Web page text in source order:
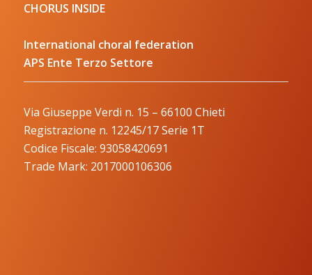
CHORUS INSIDE
International choral federation
APS Ente Terzo Settore
Via Giuseppe Verdi n. 15 – 66100 Chieti
Registrazione n. 12245/17 Serie 1T
Codice Fiscale: 93058420691
Trade Mark: 2017000106306